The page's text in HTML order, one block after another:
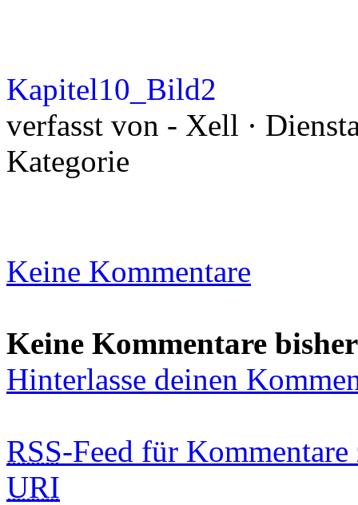
Kapitel10_Bild2
verfasst von - Xell ·
Kategorie
Keine Kommentare
Keine Kommentare bisher
Hinterlasse deinen
RSS-Feed für
URI